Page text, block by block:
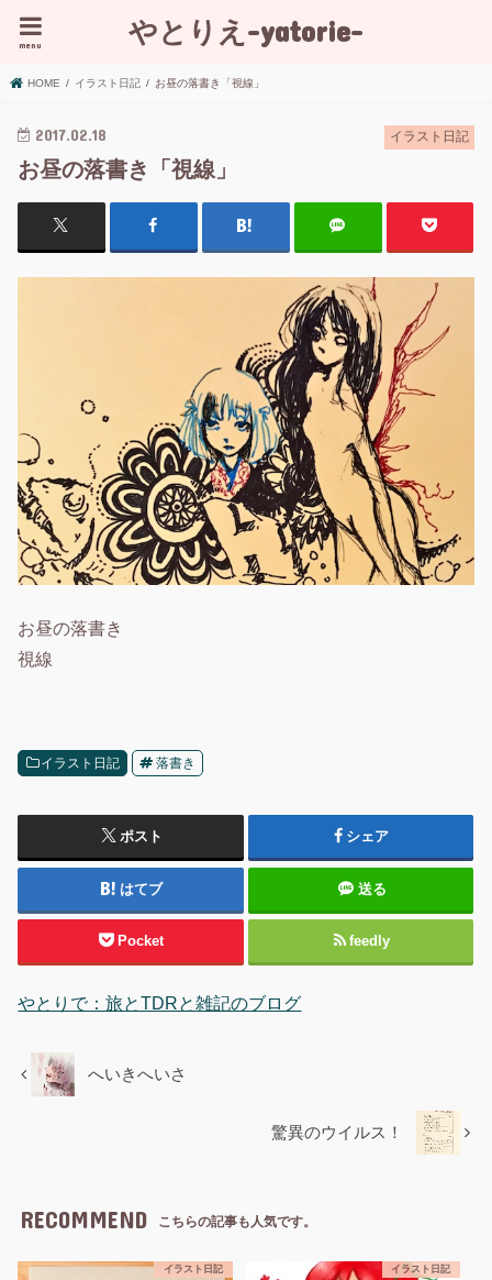
やとりえ-yatorie-
menu
HOME イラスト日記 お昼の落書き「視線」
イラスト日記
2017.02.18
お昼の落書き「視線」
お昼の落書き
視線
イラスト日記 落書き
ポスト シェア
はてブ 送る
Pocket feedly
やとりで：旅とTDRと雑記のブログ
へいきへいさ
驚異のウイルス！
RECOMMEND こちらの記事も人気です。
イラスト日記 イラスト日記